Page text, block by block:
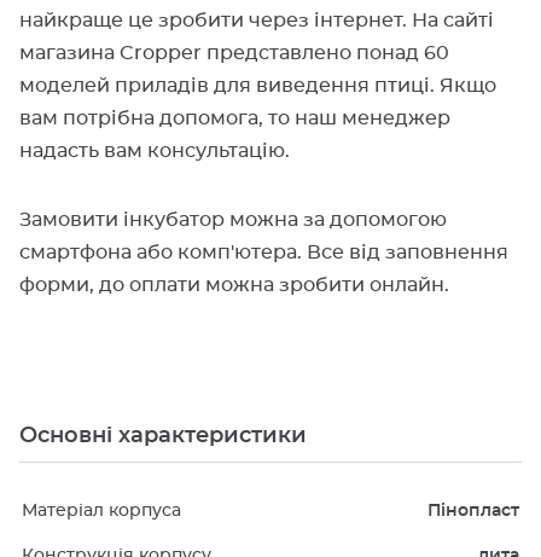
найкраще це зробити через інтернет. На сайті
магазина Cropper представлено понад 60
моделей приладів для виведення птиці. Якщо
вам потрібна допомога, то наш менеджер
надасть вам консультацію.
Замовити інкубатор можна за допомогою
смартфона або комп'ютера. Все від заповнення
форми, до оплати можна зробити онлайн.
Основні характеристики
Матеріал корпуса Пінопласт